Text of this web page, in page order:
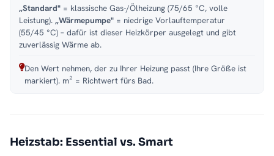
„Standard" = klassische Gas-/Ölheizung (75/65 °C, volle
Leistung). „Wärmepumpe" = niedrige Vorlauftemperatur
(55/45 °C) – dafür ist dieser Heizkörper ausgelegt und gibt
zuverlässig Wärme ab.
Den Wert nehmen, der zu Ihrer Heizung passt (Ihre Größe ist
markiert). m² = Richtwert fürs Bad.
Heizstab: Essential vs. Smart